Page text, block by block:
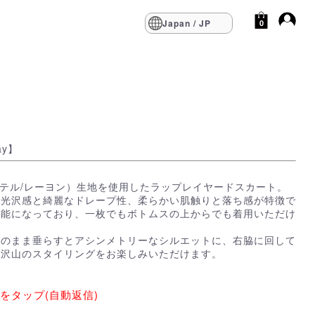
Japan / JP 0
ル/レーヨン）生地を使用したラップレイヤードスカート。
沢感と綺麗なドレープ性、柔らかい肌触りと落ち感が特徴で
になっており、一枚でもボトムスの上からでも着用いただけ
まま垂らすとアシンメトリーなシルエットに、右脇に回して
山のスタイリングをお楽しみいただけます。
タップ(自動返信)